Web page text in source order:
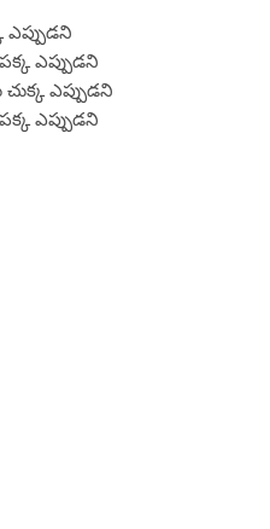
ఎప్పుడని
ఎప్పుడని
చుక్క ఎప్పుడని
ఎప్పుడని